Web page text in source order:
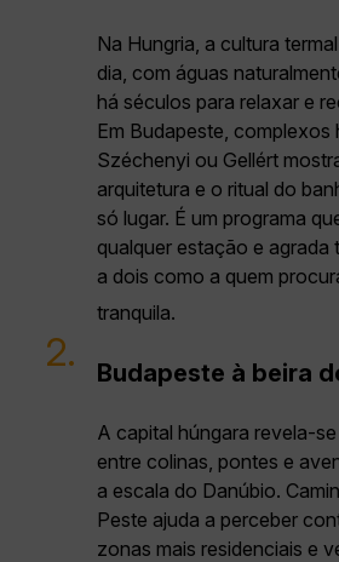
Na Hungria, a cultura
dia, com águas
há séculos para relaxar e
Em Budapeste,
Széchenyi ou Gellért
arquitetura e o ritual do
só lugar. É um programa
qualquer estação e agrada
a dois como a quem
tranquila.
2. Budapeste à beira
A capital húngara revela-se
entre colinas, pontes e
a escala do Danúbio.
Peste ajuda a perceber
zonas mais residenciais e